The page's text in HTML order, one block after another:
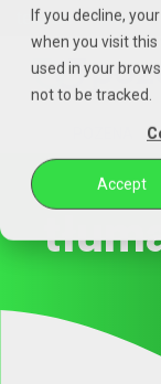
If you decline,
when you visit
used in your
not to be tracked.
Accept
Czytaj
stronę
główną
POZENA
telefon email